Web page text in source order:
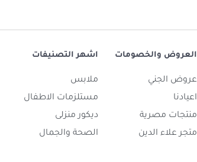
العروض والخصومات
عروض الجني
اعيادنا
منتجات مصرية
متجر علاء الدين
اشهر التصنيفات
ملابس
مستلزمات الاطفال
ديكور منزلى
الصحة والجمال